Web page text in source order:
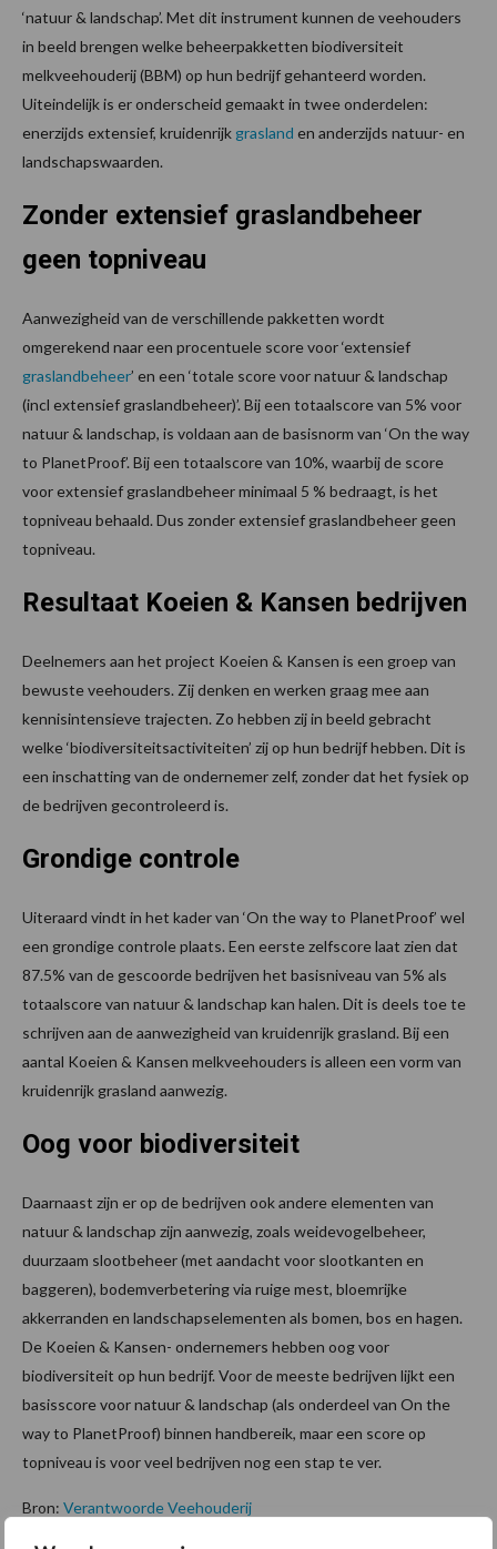
‘natuur & landschap’. Met dit instrument kunnen de veehouders
in beeld brengen welke beheerpakketten biodiversiteit
melkveehouderij (BBM) op hun bedrijf gehanteerd worden.
Uiteindelijk is er onderscheid gemaakt in twee onderdelen:
enerzijds extensief, kruidenrijk grasland en anderzijds natuur- en
landschapswaarden.
Zonder extensief graslandbeheer
geen topniveau
Aanwezigheid van de verschillende pakketten wordt
omgerekend naar een procentuele score voor ‘extensief
graslandbeheer’ en een ‘totale score voor natuur & landschap
(incl extensief graslandbeheer)’. Bij een totaalscore van 5% voor
natuur & landschap, is voldaan aan de basisnorm van ‘On the way
to PlanetProof’. Bij een totaalscore van 10%, waarbij de score
voor extensief graslandbeheer minimaal 5 % bedraagt, is het
topniveau behaald. Dus zonder extensief graslandbeheer geen
topniveau.
Resultaat Koeien & Kansen bedrijven
Deelnemers aan het project Koeien & Kansen is een groep van
bewuste veehouders. Zij denken en werken graag mee aan
kennisintensieve trajecten. Zo hebben zij in beeld gebracht
welke ‘biodiversiteitsactiviteiten’ zij op hun bedrijf hebben. Dit is
een inschatting van de ondernemer zelf, zonder dat het fysiek op
de bedrijven gecontroleerd is.
Grondige controle
Uiteraard vindt in het kader van ‘On the way to PlanetProof’ wel
een grondige controle plaats. Een eerste zelfscore laat zien dat
87.5% van de gescoorde bedrijven het basisniveau van 5% als
totaalscore van natuur & landschap kan halen. Dit is deels toe te
schrijven aan de aanwezigheid van kruidenrijk grasland. Bij een
aantal Koeien & Kansen melkveehouders is alleen een vorm van
kruidenrijk grasland aanwezig.
Oog voor biodiversiteit
Daarnaast zijn er op de bedrijven ook andere elementen van
natuur & landschap zijn aanwezig, zoals weidevogelbeheer,
duurzaam slootbeheer (met aandacht voor slootkanten en
baggeren), bodemverbetering via ruige mest, bloemrijke
akkerranden en landschapselementen als bomen, bos en hagen.
De Koeien & Kansen- ondernemers hebben oog voor
biodiversiteit op hun bedrijf. Voor de meeste bedrijven lijkt een
basisscore voor natuur & landschap (als onderdeel van On the
way to PlanetProof) binnen handbereik, maar een score op
topniveau is voor veel bedrijven nog een stap te ver.
Bron: Verantwoorde Veehouderij